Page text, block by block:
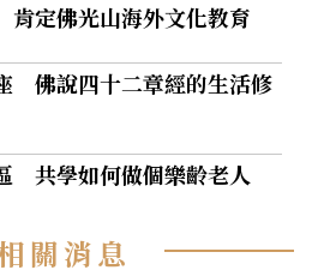
定佛光山海外文化教育
佛說四十二章經的生活修
共學如何做個樂齡老人
關消息